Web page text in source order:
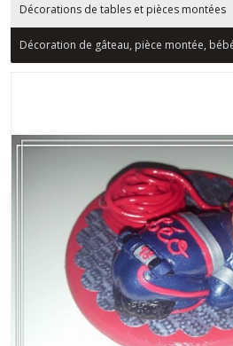
Décorations de tables et pièces montées
Décoration de gâteau, pièce montée,